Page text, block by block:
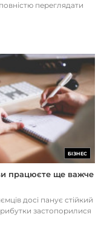
переглядати
БІЗНЕС
працюєте ще важче
досі панує стійкий
застопорилися